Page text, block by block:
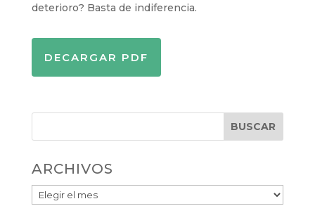
deterioro? Basta de indiferencia.
DECARGAR PDF
BUSCAR
ARCHIVOS